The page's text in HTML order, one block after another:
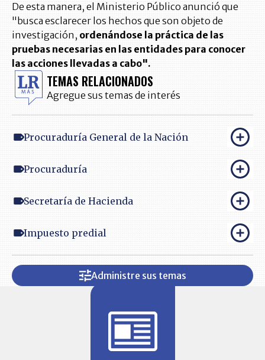
De esta manera, el Ministerio Público anunció que
"busca esclarecer los hechos que son objeto de
investigación, ordenándose la práctica de las
pruebas necesarias en las entidades para conocer
las acciones llevadas a cabo".
TEMAS RELACIONADOS
Agregue sus temas de interés
Procuraduría General de la Nación
Procuraduría
Secretaría de Hacienda
Impuesto predial
Administre sus temas